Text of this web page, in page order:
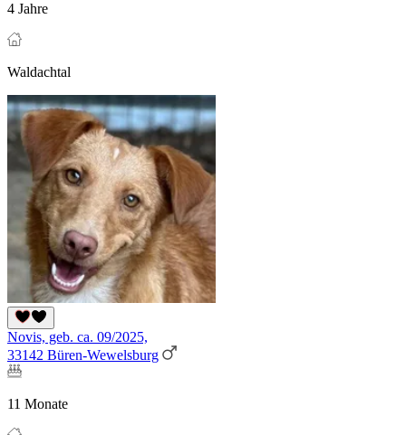
4 Jahre
Waldachtal
Novis, geb. ca. 09/2025,
33142 Büren-Wewelsburg
11 Monate